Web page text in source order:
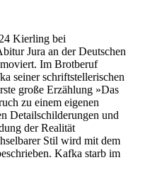
Kierling bei
Jura an der Deutschen
Im Brotberuf
seiner schriftstellerischen
große Erzählung »Das
zu einem eigenen
Detailschilderungen und
der Realität
Stil wird mit dem
Kafka starb im